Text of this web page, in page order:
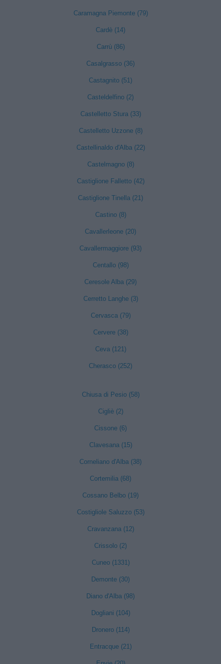
Caramagna Piemonte (79)
Cardè (14)
Carrù (86)
Casalgrasso (36)
Castagnito (51)
Casteldelfino (2)
Castelletto Stura (33)
Castelletto Uzzone (8)
Castellinaldo d'Alba (22)
Castelmagno (8)
Castiglione Falletto (42)
Castiglione Tinella (21)
Castino (8)
Cavallerleone (20)
Cavallermaggiore (93)
Centallo (98)
Ceresole Alba (29)
Cerretto Langhe (3)
Cervasca (79)
Cervere (38)
Ceva (121)
Cherasco (252)
Chiusa di Pesio (58)
Cigliè (2)
Cissone (6)
Clavesana (15)
Corneliano d'Alba (38)
Cortemilia (68)
Cossano Belbo (19)
Costigliole Saluzzo (53)
Cravanzana (12)
Crissolo (2)
Cuneo (1331)
Demonte (30)
Diano d'Alba (98)
Dogliani (104)
Dronero (114)
Entracque (21)